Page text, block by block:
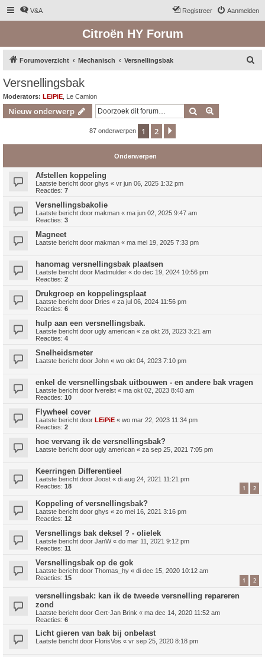
V&A Aanmelden
Registreer
Citroën HY Forum
Forumoverzicht Mechanisch Versnellingsbak
Versnellingsbak
Moderators: LEiPiE Le Camion
Nieuw onderwerp Zoek
87 onderwerpen 1 2
Onderwerpen
Afstellen koppeling
Laatste bericht door ghys « vr jun 06, 2025 1:32 pm
Reacties: 7
Versnellingsbakolie
Laatste bericht door makman « ma jun 02, 2025 9:47 am
Reacties: 3
Magneet
Laatste bericht door makman « ma mei 19, 2025 7:33 pm
hanomag versnellingsbak plaatsen
Laatste bericht door Madmulder « do dec 19, 2024 10:56 pm
Reacties: 2
Drukgroep en koppelingsplaat
Laatste bericht door Dries « za jul 06, 2024 11:56 pm
Reacties: 6
hulp aan een versnellingsbak.
Laatste bericht door ugly american « za okt 28, 2023 3:21 am
Reacties: 4
Snelheidsmeter
Laatste bericht door John « wo okt 04, 2023 7:10 pm
enkel de versnellingsbak uitbouwen - en andere bak vragen
Laatste bericht door fverelst « ma okt 02, 2023 8:40 am
Reacties: 10
Flywheel cover
Laatste bericht door LEiPiE « wo mar 22, 2023 11:34 pm
Reacties: 2
hoe vervang ik de versnellingsbak?
Laatste bericht door ugly american « za sep 25, 2021 7:05 pm
Keerringen Differentieel
Laatste bericht door Joost « di aug 24, 2021 11:21 pm
Reacties: 18 1 2
Koppeling of versnellingsbak?
Laatste bericht door ghys « zo mei 16, 2021 3:16 pm
Reacties: 12
Versnellings bak deksel ? - olielek
Laatste bericht door JanW« do mar 11, 2021 9:12 pm
Reacties: 11
Versnellingsbak op de gok
Laatste bericht door Thomas_hy « di dec 15, 2020 10:12 am
Reacties: 15 1 2
versnellingsbak: kan ik de tweede versnelling repareren
zond
Laatste bericht door Gert-Jan Brink « ma dec 14, 2020 11:52 am
Reacties: 6
Licht gieren van bak bij onbelast
Laatste bericht door FlorisVos « vr sep 25, 2020 8:18 pm